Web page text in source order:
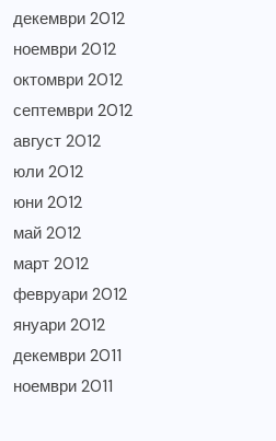
декември 2012
ноември 2012
октомври 2012
септември 2012
август 2012
юли 2012
юни 2012
май 2012
март 2012
февруари 2012
януари 2012
декември 2011
ноември 2011